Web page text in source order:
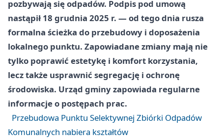
pozbywają się odpadów. Podpis pod umową
nastąpił 18 grudnia 2025 r. — od tego dnia rusza
formalna ścieżka do przebudowy i doposażenia
lokalnego punktu. Zapowiadane zmiany mają nie
tylko poprawić estetykę i komfort korzystania,
lecz także usprawnić segregację i ochronę
środowiska. Urząd gminy zapowiada regularne
informacje o postępach prac.
Przebudowa Punktu Selektywnej Zbiórki Odpadów
Komunalnych nabiera kształtów